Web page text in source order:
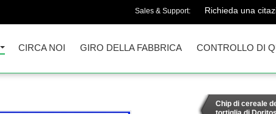
Sales & Support: Richieda una
CIRCA NOI GIRO DELLA FABBRICA CONTROLLO DI
Chip di cereale